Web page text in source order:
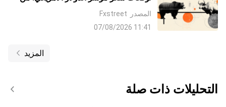
المرجح أن يجد اتجاهه بعد صدور بيانات
المصدر
Fxstreet
11:41 07/08/2026
المزيد
التحليلات ذات صلة